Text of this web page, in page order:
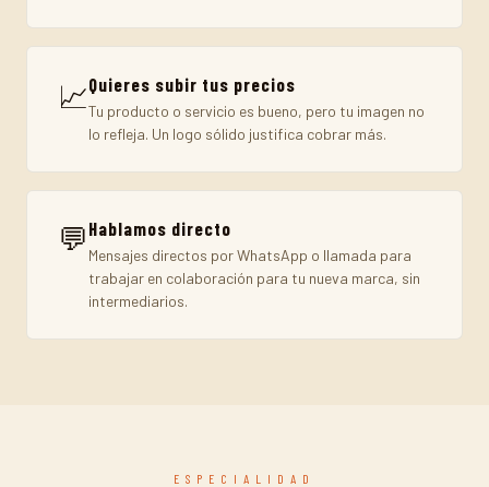
📈Quieres subir tus precios
Tu producto o servicio es bueno, pero tu imagen no
lo refleja. Un logo sólido justifica cobrar más.
💬 Hablamos directo
Mensajes directos por WhatsApp o llamada para
trabajar en colaboración para tu nueva marca, sin
intermediarios.
ESPECIALIDAD